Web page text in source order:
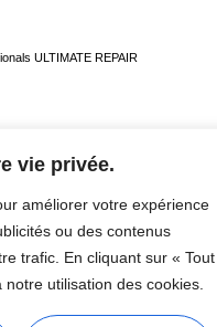
vie privée.
améliorer votre expérience
ou des contenus
trafic. En cliquant sur « Tout
utilisation des cookies.
ULTIMATE REPAIR